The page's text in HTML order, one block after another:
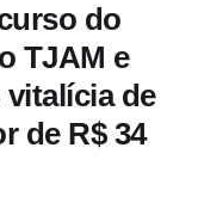
do
TJAM e
de
de R$ 34